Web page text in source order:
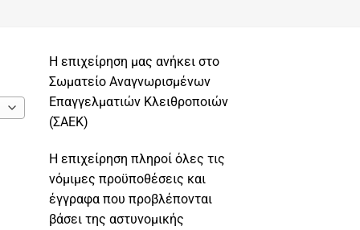
Η επιχείρηση μας ανήκει στο
Σωματείο Αναγνωρισμένων
Επαγγελματιών Κλειθροποιών
(ΣΑΕΚ)
Η επιχείρηση πληροί όλες τις
νόμιμες προϋποθέσεις και
έγγραφα που προβλέπονται
βάσει της αστυνομικής